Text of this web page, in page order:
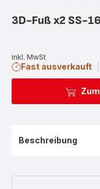
3D-Fuß x2 SS-
inkl. MwSt
Fast ausverkauft
Beschreibung